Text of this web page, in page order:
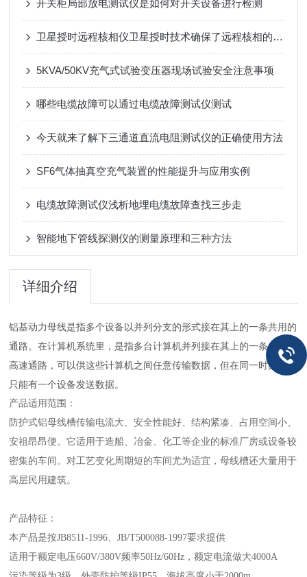
开关柜局部放电测试仪是如何对开关设备进行检测
卫星授时远程核相仪卫星授时技术确保了远程核相的准确性和可靠性
5KVA/50KV充气式试验变压器现场试验安全注意事项
哪些电缆故障可以通过电缆故障测试仪测试
今天就来了解下三通道直流电阻测试仪的正确使用方法
SF6气体抽真空充气装置的性能提升与应用实例
电缆故障测试仪浅析地埋电缆故障查找三步走
智能地下管线探测仪的测量原理和三种方法
详细介绍
铝基动力母线是指多个设备以并列分支的形式接在其上的一条共用的
通路。在计算机系统里，是指多台计算机并列接在其上的一条共享的
高速通路，可以供这些计算机之间任意传输数据，但在同一时刻内，
只能有一个设备发送数据。
产品适用范围：
防护式铝母线槽传输电流大、安全性能好、结构紧凑、占用空间小、
安祖昂昂便。它适用于造船、冶金、化工等企业的标准厂房或设备较
密集的车间。对工艺变化周期短的车间尤为适宜，母线槽还大量用于
高层民用建筑。
产品特征：
本产品是按JB8511-1996、JB/T500088-1997要求提供
适用于额定电压660V/380V频率50Hz/60Hz，额定电流做大4000A